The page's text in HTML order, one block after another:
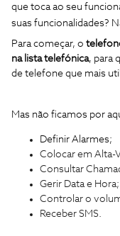
que toca ao seu
suas funcionalidades?
Para começar, o
na lista telefónica, para
de telefone que mais
Mas não ficamos por
Definir Alarmes;
Colocar em Alta-
Consultar
Gerir Data e Hora;
Controlar o
Receber SMS.